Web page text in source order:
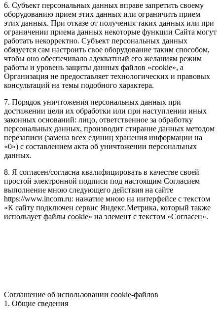
6. Субъект персональных данных вправе запретить своему
оборудованию прием этих данных или ограничить прием
этих данных. При отказе от получения таких данных или при
ограничении приема данных некоторые функции Сайта могут
работать некорректно. Субъект персональных данных
обязуется сам настроить свое оборудование таким способом,
чтобы оно обеспечивало адекватный его желаниям режим
работы и уровень защиты данных файлов «cookie», а
Организация не предоставляет технологических и правовых
консультаций на темы подобного характера.
7. Порядок уничтожения персональных данных при
достижении цели их обработки или при наступлении иных
законных оснований: лицо, ответственное за обработку
персональных данных, производит стирание данных методом
перезаписи (замена всех единиц хранения информации на
«0») с составлением акта об уничтожении персональных
данных.
8. Я согласен/согласна квалифицировать в качестве своей
простой электронной подписи под настоящим Согласием
выполнение мною следующего действия на сайте
https://www.incom.ru: нажатие мною на интерфейсе с текстом
«К сайту подключен сервис Яндекс.Метрика, который также
использует файлы cookie» на элемент с текстом «Согласен».
Соглашение об использовании cookie-файлов
1. Общие сведения